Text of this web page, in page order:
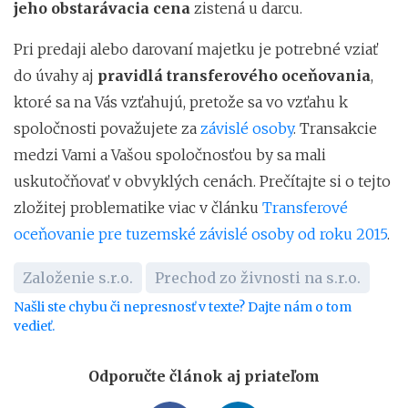
jeho obstarávacia cena zistená u darcu.
Pri predaji alebo darovaní majetku je potrebné vziať
do úvahy aj pravidlá transferového oceňovania,
ktoré sa na Vás vzťahujú, pretože sa vo vzťahu k
spoločnosti považujete za závislé osoby. Transakcie
medzi Vami a Vašou spoločnosťou by sa mali
uskutočňovať v obvyklých cenách. Prečítajte si o tejto
zložitej problematike viac v článku Transferové
oceňovanie pre tuzemské závislé osoby od roku 2015.
Založenie s.r.o. Prechod zo živnosti na s.r.o.
Našli ste chybu či nepresnosť v texte? Dajte nám o tom
vedieť.
Odporučte článok aj priateľom